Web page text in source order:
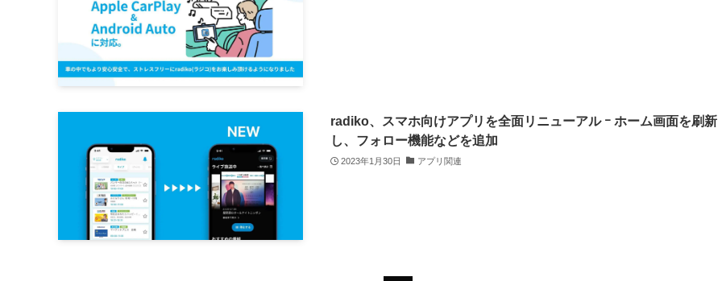
radiko、スマホ向けアプリを全面リニューアル ｰ ホーム画面を刷新
し、フォロー機能などを追加
2023年1月30日 アプリ関連